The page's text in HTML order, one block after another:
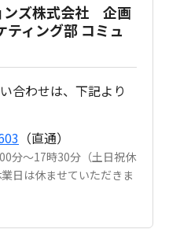
ンズ株式会社 企画
ティング部 コミュ
合わせは、下記より
（直通）
分～17時30分（土日祝休
日は休ませていただきま